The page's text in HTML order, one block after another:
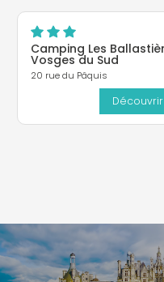
Camping Les
Vosges du Sud
20 rue du Pâquis